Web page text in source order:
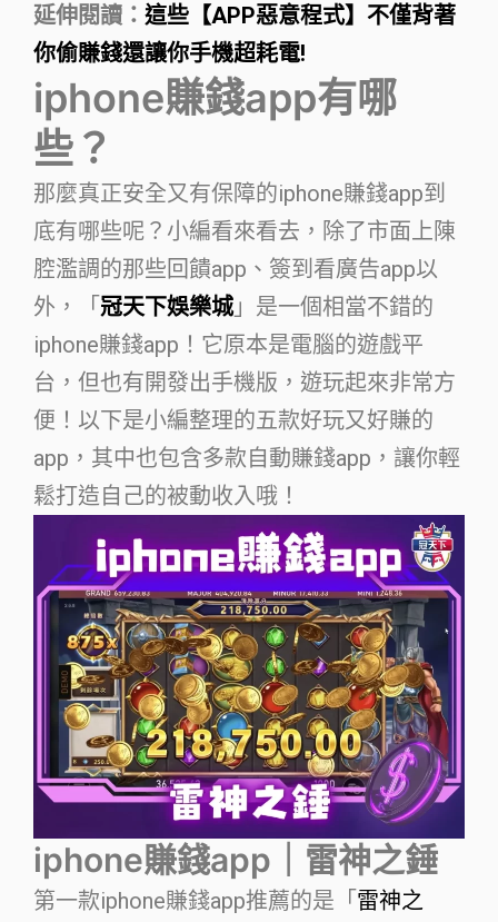
延伸閱讀： 這些【APP惡意程式】不僅背著
你偷賺錢還讓你手機超耗電!
iphone賺錢app有哪
些？
那麼真正安全又有保障的iphone賺錢app到
底有哪些呢？小編看來看去，除了市面上陳
腔濫調的那些回饋app、簽到看廣告app以
外，「 冠天下娛樂城」是一個相當不錯的
iphone賺錢app！它原本是電腦的遊戲平
台，但也有開發出手機版，遊玩起來非常方
便！以下是小編整理的五款好玩又好賺的
app，其中也包含多款自動賺錢app，讓你輕
鬆打造自己的被動收入哦！
iphone賺錢app｜雷神之錘
第一款iphone賺錢app推薦的是「 雷神之